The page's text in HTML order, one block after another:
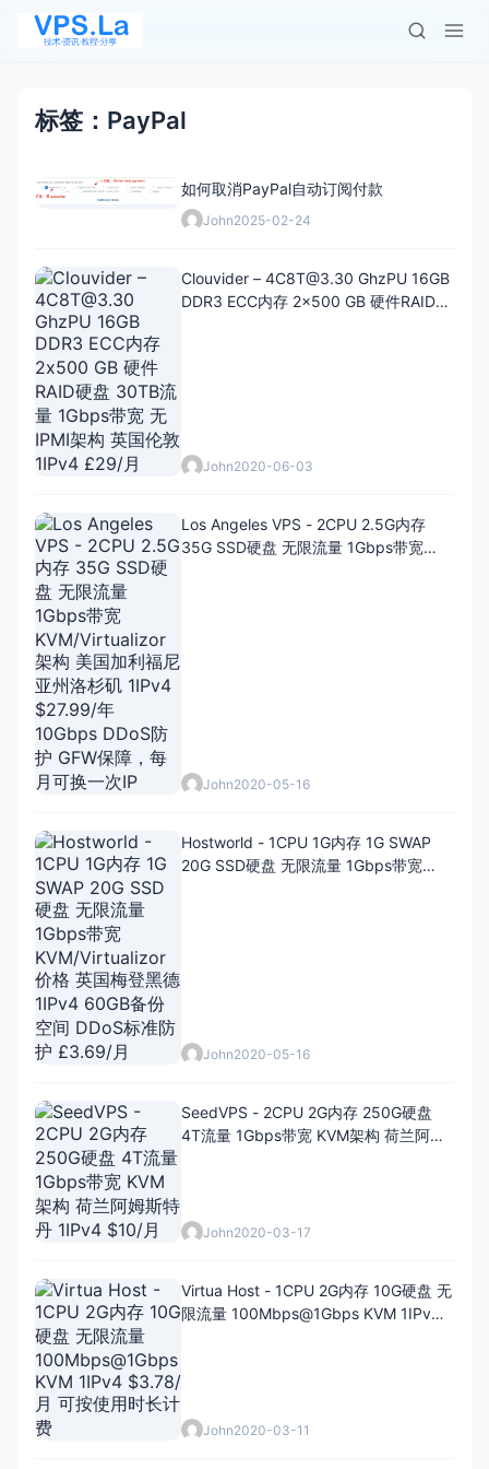
标签：PayPal
如何取消PayPal自动订阅付款
John2025-02-24
Clouvider –4C8T@3.30 GhzPU 16GB
DDR3 ECC内存 2x500 GB 硬件RAID硬
John2020-06-03
Los Angeles VPS - 2CPU 2.5G内存
35G SSD硬盘 无限流量 1Gbps带宽
John2020-05-16
Hostworld - 1CPU 1G内存 1G SWAP
20G SSD硬盘 无限流量 1Gbps带宽
John2020-05-16
SeedVPS - 2CPU 2G内存 250G硬盘
4T流量 1Gbps带宽 KVM架构 荷兰阿姆
John2020-03-17
Virtua Host - 1CPU 2G内存 10G硬盘 无
限流量 100Mbps@1Gbps KVM 1IPv4
John2020-03-11